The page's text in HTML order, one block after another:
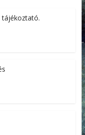
tájékoztató.